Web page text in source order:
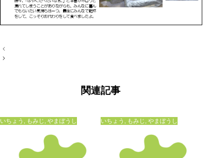
投
稿
関連記事
いちょう もみじ やまぼうし いちょう もみじ やまぼうし